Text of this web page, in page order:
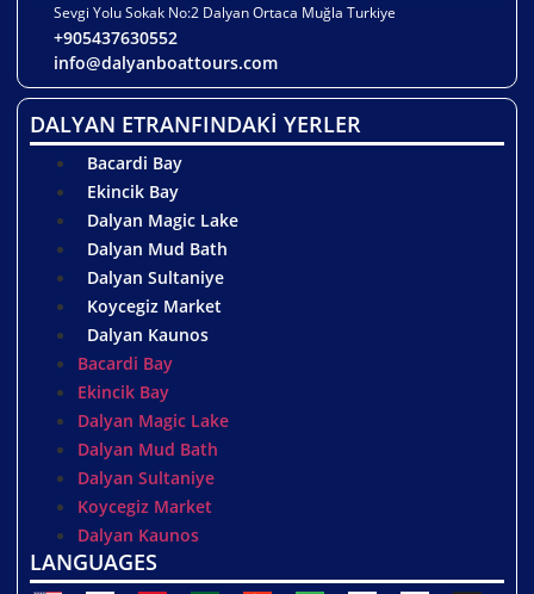
Sevgi Yolu Sokak No:2 Dalyan Ortaca Muğla Turkiye
+905437630552
info@dalyanboattours.com
DALYAN ETRANFINDAKİ YERLER
Bacardi Bay
Ekincik Bay
Dalyan Magic Lake
Dalyan Mud Bath
Dalyan Sultaniye
Koycegiz Market
Dalyan Kaunos
Bacardi Bay
Ekincik Bay
Dalyan Magic Lake
Dalyan Mud Bath
Dalyan Sultaniye
Koycegiz Market
Dalyan Kaunos
LANGUAGES